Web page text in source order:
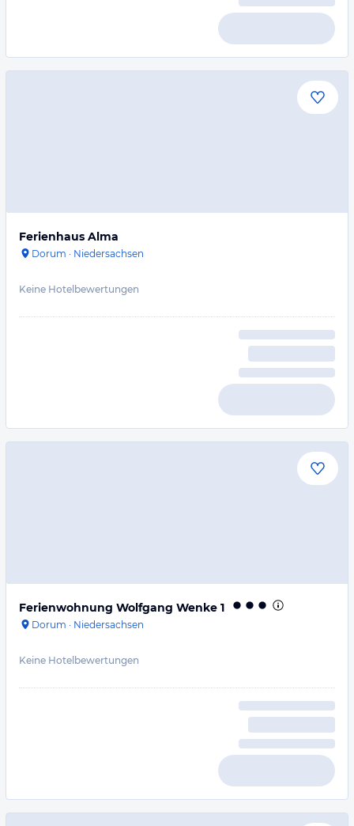
Ferienhaus Alma
Dorum · Niedersachsen
Keine Hotelbewertungen
Ferienwohnung Wolfgang Wenke 1
Dorum · Niedersachsen
Keine Hotelbewertungen